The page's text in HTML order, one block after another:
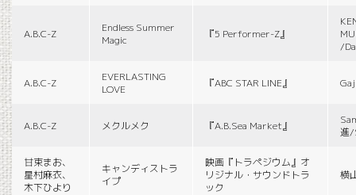
A.B.C-Z
Endless Summer
Magic
『5 Performer-Z』
/
A.B.C-Z
EVERLASTING
LOVE
『ABC STAR LINE』
A.B.C-Z メクルメク 『A.B.Sea Market』
進/
甘束まお、
星村麻衣、
木下ひより
キャンディストラ
イプ
映画『トラペジウム』オ
リジナル・サウンドトラ
ック
横